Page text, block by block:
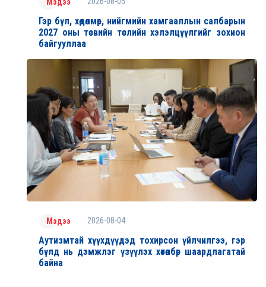
Гэр бүл, хөдөлмөр, нийгмийн хамгааллын салбарын
2027 оны төсвийн төслийн хэлэлцүүлгийг зохион
байгууллаа
Мэдээ 2026-08-04
Аутизмтай хүүхдүүдэд тохирсон үйлчилгээ, гэр
бүлд нь дэмжлэг үзүүлэх хөтөлбөр шаардлагатай
байна